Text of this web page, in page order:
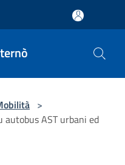
>
autobus AST urbani ed